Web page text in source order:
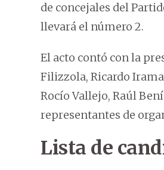
de concejales del
llevará el número 2.
El acto contó con la
Filizzola, Ricardo
Rocío Vallejo, Raúl
representantes de
Lista de